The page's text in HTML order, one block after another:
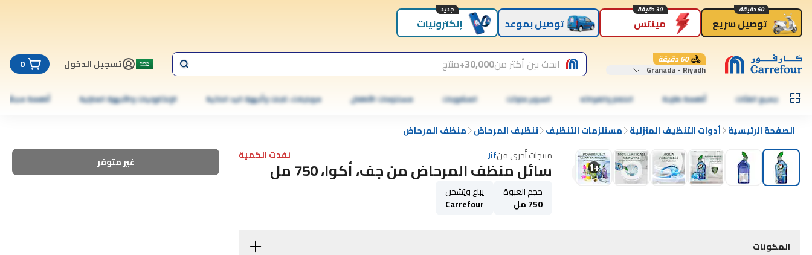
توصيل سريع
60 دقيقة
مينتس
30 دقيقة
توصيل بموعد إلكترونيات
جديد
60 دقيقة
Granada - Riyadh ابحث بين أكثر من30,000+ منتج تسجيل الدخول 0
جميع الفئات أطعمة طازجة الخضار والفواكه السوبر ماركت المشروبات مستلزمات الأطفال موبايلات، تابلت وأجهزة اليد الذكية الإلكترونيات والأجهزة المنزلية أطعمة مجمّدة
الصفحة الرئيسية أدوات التنظيف المنزلية مستلزمات التنظيف تنظيف المرحاض منظف ​​المرحاض
+
1
منتجات أُخرى منJif نفدت الكمية
سائل منظف المرحاض من جف، أكوا، 750 مل
حجم العبوة
750 مل
يباع ويُشحن
Carrefour
غير متوفر
المكونات